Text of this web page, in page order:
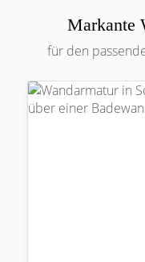
Markante
für den